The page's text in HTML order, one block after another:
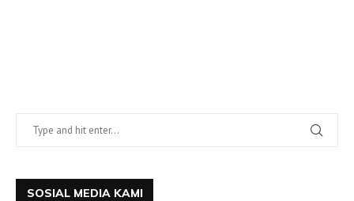
SOSIAL MEDIA KAMI